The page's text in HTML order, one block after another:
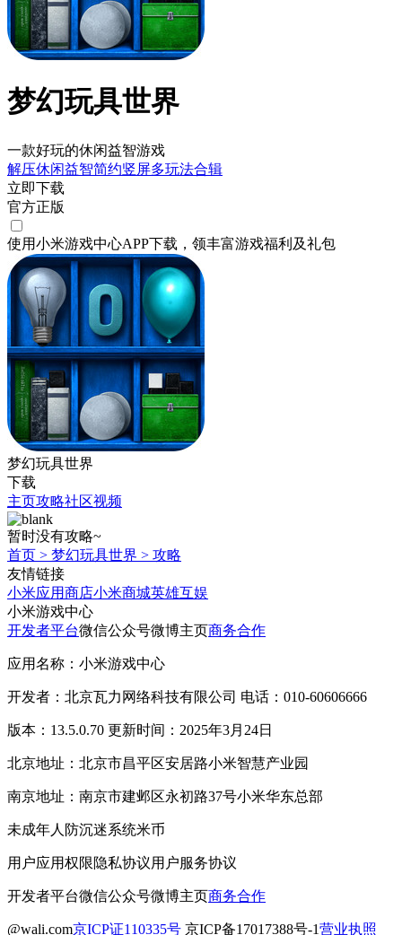
梦幻玩具世界
一款好玩的休闲益智游戏
解压休闲益智简约竖屏多玩法合辑
立即下载
官方正版
使用小米游戏中心APP下载 ，领丰富游戏福利 及礼包
梦幻玩具世界
下载
主页攻略社区视频
暂时没有攻略~
首页 > 梦幻玩具世界 > 攻略
友情链接
小米应用商店小米商城英雄互娱
小米游戏中心
开发者平台微信公众号微博主页商务合作
应用名称：小米游戏中心
开发者：北京瓦力网络科技有限公司 电话：010-60606666
版本：13.5.0.70 更新时间：2025年3月24日
北京地址：北京市昌平区安居路小米智慧产业园
南京地址：南京市建邺区永初路37号小米华东总部
未成年人防沉迷系统米币
用户应用权限隐私协议用户服务协议
开发者平台微信公众号微博主页商务合作
@wali.com京ICP证110335号 京ICP备17017388号-1营业执照